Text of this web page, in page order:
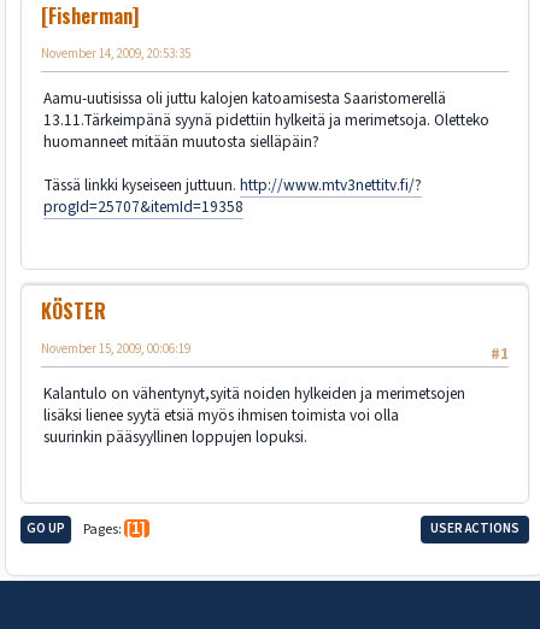
[Fisherman]
November 14, 2009, 20:53:35
Aamu-uutisissa oli juttu kalojen katoamisesta Saaristomerellä
13.11.Tärkeimpänä syynä pidettiin hylkeitä ja merimetsoja. Oletteko
huomanneet mitään muutosta sielläpäin?
Tässä linkki kyseiseen juttuun. http://www.mtv3nettitv.fi/?
progId=25707&itemId=19358
KÖSTER
#1
November 15, 2009, 00:06:19
Kalantulo on vähentynyt,syitä noiden hylkeiden ja merimetsojen
lisäksi lienee syytä etsiä myös ihmisen toimista voi olla
suurinkin pääsyyllinen loppujen lopuksi.
GO UP Pages 1 USER ACTIONS